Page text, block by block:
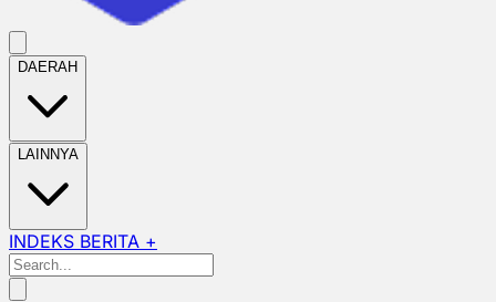
DAERAH
LAINNYA
INDEKS BERITA +